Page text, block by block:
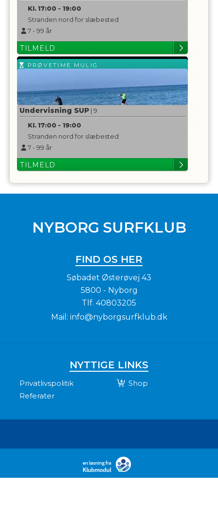
Kl. 17:00 - 19:00
Stranden nord for slæbested
7- 99 år
TILMELD
PRØVETIME MULIG
Undervisning SUP
| 9
Kl. 17:00 - 19:00
Stranden nord for slæbested
7- 99 år
TILMELD
NYBORG SURFKLUB
FIND OS HER
Søbadet Østerøvej 43
5800 - Nyborg
Tlf. 40803205
Mail: info@nyborgsurfklub.dk
NYTTIGE LINKS
Privatlivspolitik
Shop
Referater